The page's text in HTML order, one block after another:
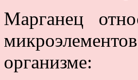
Марганец
организме: